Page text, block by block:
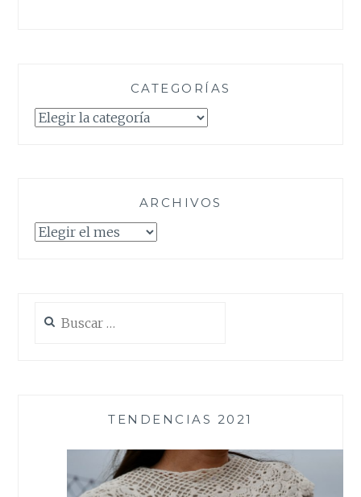
CATEGORÍAS
Categorías
ARCHIVOS
Archivos
TENDENCIAS 2021